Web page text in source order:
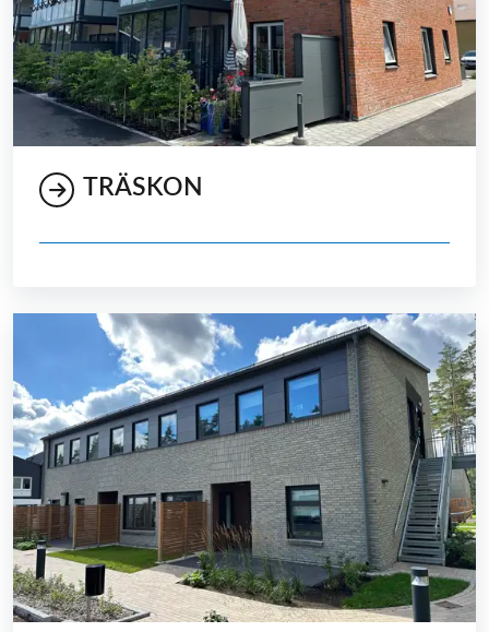
TRÄSKON